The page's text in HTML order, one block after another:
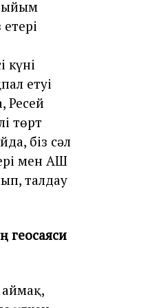
күні
етуі
Ресей
төрт
біз сәл
мен АҚШ
талдау
геосаяси